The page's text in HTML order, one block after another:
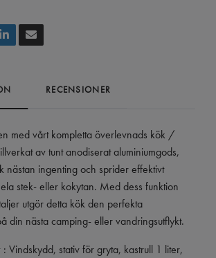
RECENSIONER
med vårt kompletta överlevnads kök /
av tunt anodiserat aluminiumgods,
nästan ingenting och sprider effektivt
stek- eller kokytan. Med dess funktion
utgör detta kök den perfekta
din nästa camping- eller vandringsutflykt.
: Vindskydd, stativ för gryta, kastrull 1 liter,